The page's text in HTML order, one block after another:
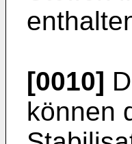
[0010]
können